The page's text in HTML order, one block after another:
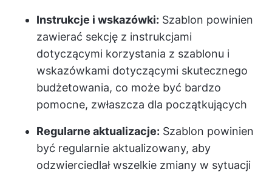
Instrukcje i wskazówki: Szablon powinien
zawierać sekcję z instrukcjami
dotyczącymi korzystania z szablonu i
wskazówkami dotyczącymi skutecznego
budżetowania, co może być bardzo
pomocne, zwłaszcza dla początkujących
Regularne aktualizacje: Szablon powinien
być regularnie aktualizowany, aby
odzwierciedlał wszelkie zmiany w sytuacji